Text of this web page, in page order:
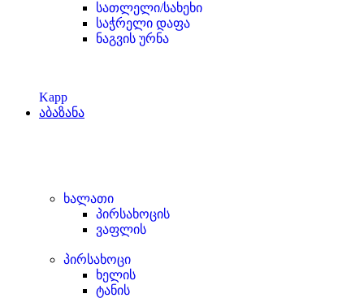
სათლელი/სახეხი
საჭრელი დაფა
ნაგვის ურნა
Kapp
აბაზანა
ხალათი
პირსახოცის
ვაფლის
პირსახოცი
ხელის
ტანის